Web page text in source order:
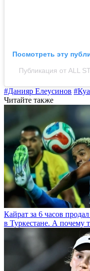
Посмотреть эту
Публикация от ALL
#Данияр Елеусинов
Читайте также
Кайрат за 6 часов
в Туркестане. А почему